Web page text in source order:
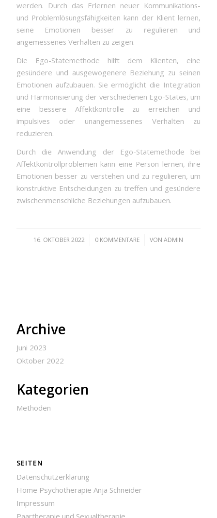
werden. Durch das Erlernen neuer Kommunikations-
und Problemlösungsfähigkeiten kann der Klient lernen,
seine Emotionen besser zu regulieren und
angemessenes Verhalten zu zeigen.
Die Ego-Statemethode hilft dem Klienten, eine
gesündere und ausgewogenere Beziehung zu seinen
Emotionen aufzubauen. Sie ermöglicht die Integration
und Harmonisierung der verschiedenen Ego-States, um
eine bessere Affektkontrolle zu erreichen und
impulsives oder unangemessenes Verhalten zu
reduzieren.
Durch die Anwendung der Ego-Statemethode bei
Affektkontrollproblemen kann eine Person lernen, ihre
Emotionen besser zu verstehen und zu regulieren, um
konstruktive Entscheidungen zu treffen und gesündere
zwischenmenschliche Beziehungen aufzubauen.
16. OKTOBER 2022
/ 0 KOMMENTARE
/ VONADMIN
Archive
Juni 2023
Oktober 2022
Kategorien
Methoden
SEITEN
Datenschutzerklärung
Home Psychotherapie Anja Schneider
Impressum
Paartherapie und Sexualtherapie